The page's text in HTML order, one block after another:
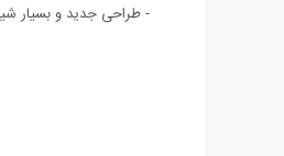
- طراحی جدید و بسیار